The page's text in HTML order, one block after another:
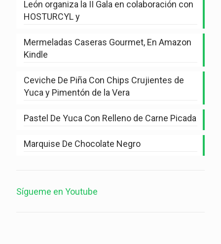
León organiza la II Gala en colaboración con
HOSTURCYL y
Mermeladas Caseras Gourmet, En Amazon
Kindle
Ceviche De Piña Con Chips Crujientes de
Yuca y Pimentón de la Vera
Pastel De Yuca Con Relleno de Carne Picada
Marquise De Chocolate Negro
Sígueme en Youtube